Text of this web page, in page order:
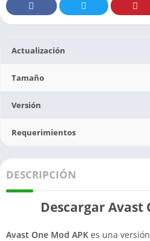
Actualización
Tamaño
Versión
Requerimientos
DESCRIPCIÓN
Descargar Avast
Avast One Mod APK es una